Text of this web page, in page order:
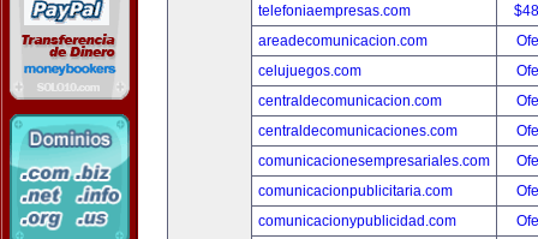
telefoniaempresas.com
areadecomunicacion.com
celujuegos.com
centraldecomunicacion.com
centraldecomunicaciones.com
comunicacionesempresariales.com
comunicacionpublicitaria.com
comunicacionypublicidad.com